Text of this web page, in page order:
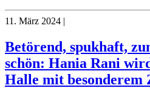
11. März 2024 |
Betörend, spukhaft,
schön: Hania Rani
Halle mit besonderem